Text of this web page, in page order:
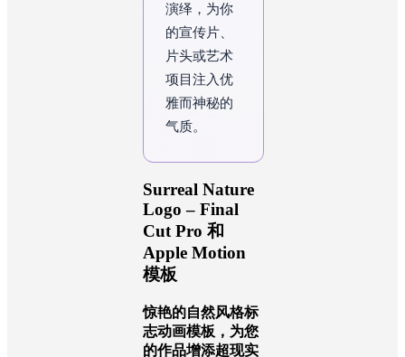
演绎，为你
的宣传片、
片头或艺术
项目注入优
雅而神秘的
气质。
Surreal Nature
Logo – Final
Cut Pro 和
Apple Motion
模板
惊艳的自然风格标
志动画模板，为您
的作品增添超现实